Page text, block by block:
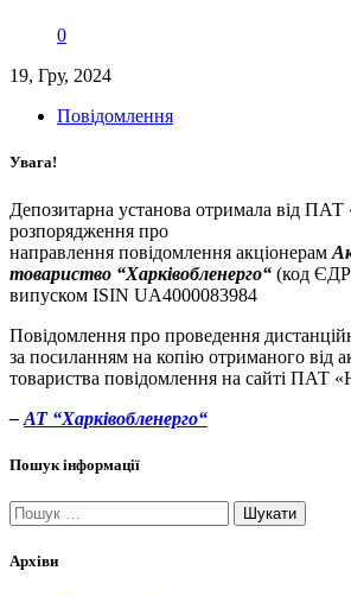
0
19, Гру, 2024
Повідомлення
Увага!
Депозитарна установа отримала від
розпорядження про
направлення повідомлення акціонерам
товариство “Харківобленерго“ (код
випуском ISIN UA4000083984
Повідомлення про проведення
за посиланням на копію отриманого від
товариства повідомлення на сайті ПАТ
– АТ “Харківобленерго“
Пошук інформації
Пошук:
Архіви